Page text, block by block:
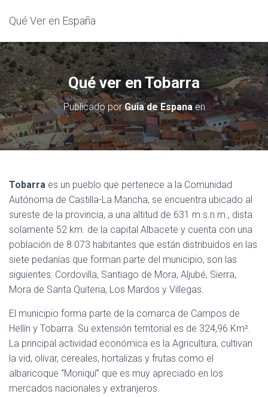
Qué Ver en España
Qué ver en Tobarra
Publicado porGuia de Espanaen
Tobarra es un pueblo que pertenece a la Comunidad
Autónoma de Castilla-La Mancha, se encuentra ubicado al
sureste de la provincia, a una altitud de 631 m.s.n.m., dista
solamente 52 km. de la capital Albacete y cuenta con una
población de 8 073 habitantes que están distribuidos en las
siete pedanías que forman parte del municipio, son las
siguientes: Cordovilla, Santiago de Mora, Aljubé, Sierra,
Mora de Santa Quiteria, Los Mardos y Villegas.
El municipio forma parte de la comarca de Campos de
Hellín y Tobarra. Su extensión territorial es de 324,96 Km².
La principal actividad económica es la Agricultura, cultivan
la vid, olivar, cereales, hortalizas y frutas como el
albaricoque “Moniquí” que es muy apreciado en los
mercados nacionales y extranjeros.